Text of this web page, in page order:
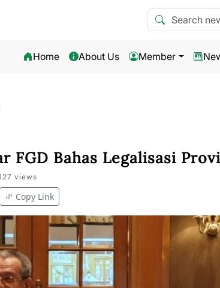
Search news
Home About Us Member
FGD Bahas Legalisasi
views
Copy Link